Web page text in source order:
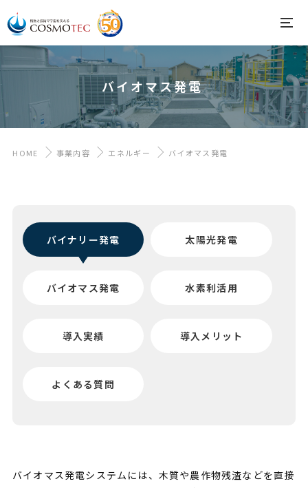
バイオマス発電
HOME 事業内容 エネルギー バイオマス発電
バイナリー発電 太陽光発電
バイオマス発電 水素利活用
導入実績 導入メリット
よくある質問
バイオマス発電システムには、木質や農作物残渣などを直接